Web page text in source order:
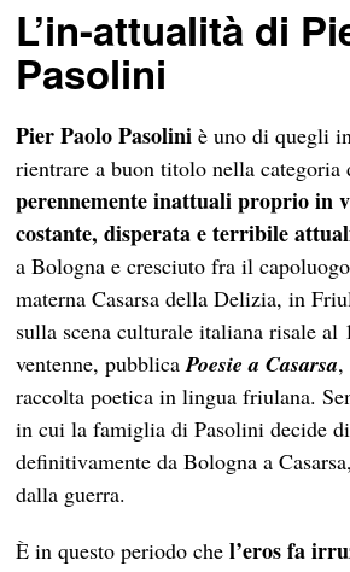
L’in-attualità di
Pasolini
Pier Paolo Pasolini è uno di quegli
rientrare a buon titolo nella categoria
perennemente inattuali proprio in
costante, disperata e terribile
a Bologna e cresciuto fra il
materna Casarsa della Delizia, in
sulla scena culturale italiana risale al
ventenne, pubblicaPoesie a Casarsa,
raccolta poetica in lingua friulana.
in cui la famiglia di Pasolini decide
definitivamente da Bologna a
dalla guerra.
È in questo periodo chel’eros fa